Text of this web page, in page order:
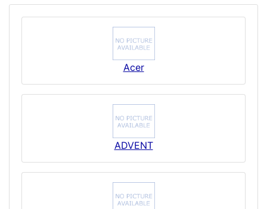
Acer
ADVENT